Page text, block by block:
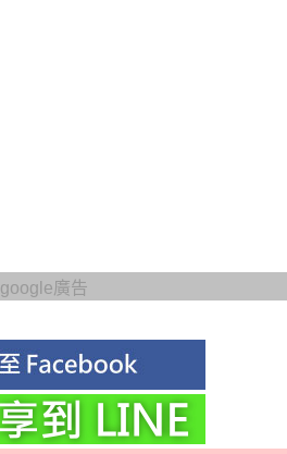
google廣告